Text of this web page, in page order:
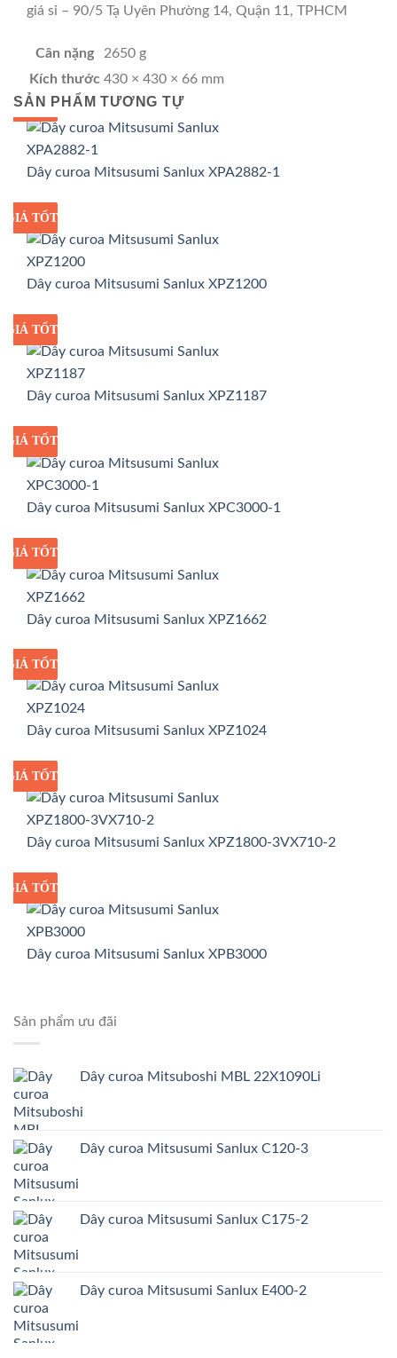
giá sỉ – 90/5 Tạ Uyên Phường 14, Quận 11, TPHCM
Cân nặng
2650 g
Kích thước 430 × 430 × 66 mm
SẢN PHẨM TƯƠNG TỰ
GIÁ SỈ
GIÁ TỐT
Dây curoa Mitsusumi Sanlux XPA2882-1
GIÁ SỈ
GIÁ TỐT
Dây curoa Mitsusumi Sanlux XPZ1200
GIÁ SỈ
GIÁ TỐT
Dây curoa Mitsusumi Sanlux XPZ1187
GIÁ SỈ
GIÁ TỐT
Dây curoa Mitsusumi Sanlux XPC3000-1
GIÁ SỈ
GIÁ TỐT
Dây curoa Mitsusumi Sanlux XPZ1662
GIÁ SỈ
GIÁ TỐT
Dây curoa Mitsusumi Sanlux XPZ1024
GIÁ SỈ
GIÁ TỐT
Dây curoa Mitsusumi Sanlux XPZ1800-3VX710-2
GIÁ SỈ
GIÁ TỐT
Dây curoa Mitsusumi Sanlux XPB3000
Sản phẩm ưu đãi
Dây curoa Mitsuboshi MBL 22X1090Li
Dây curoa Mitsusumi Sanlux C120-3
Dây curoa Mitsusumi Sanlux C175-2
Dây curoa Mitsusumi Sanlux E400-2